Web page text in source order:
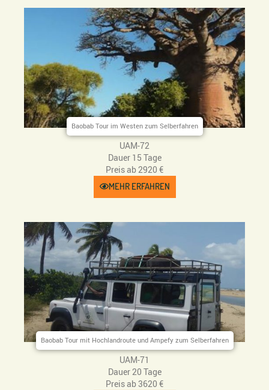
Baobab Tour im Westen zum Selberfahren
UAM-72
Dauer 15 Tage
Preis ab 2920 €
MEHR ERFAHREN
Baobab Tour mit Hochlandroute und Ampefy zum Selberfahren
UAM-71
Dauer 20 Tage
Preis ab 3620 €